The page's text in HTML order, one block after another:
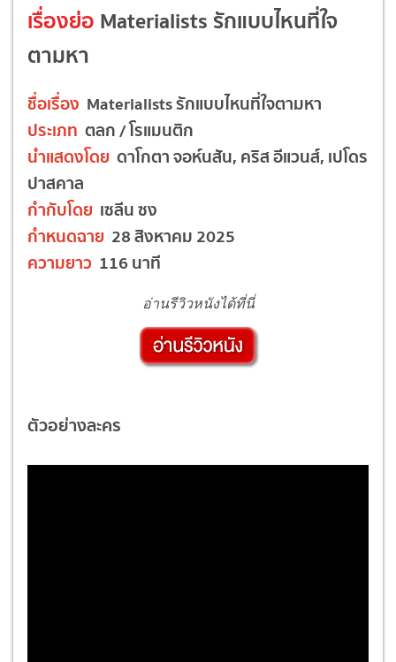
เรื่องย่อ Materialists รักแบบไหนที่ใจ
ตามหา
ชื่อเรื่อง Materialists รักแบบไหนที่ใจตามหา
ประเภท ตลก / โรแมนติก
นำแสดงโดย ดาโกตา จอห์นสัน, คริส อีแวนส์, เปโดร
ปาสคาล
กำกับโดย เซลีน ซง
กำหนดฉาย 28 สิงหาคม 2025
ความยาว 116 นาที
อ่านรีวิวหนังได้ที่นี่
ตัวอย่างละคร